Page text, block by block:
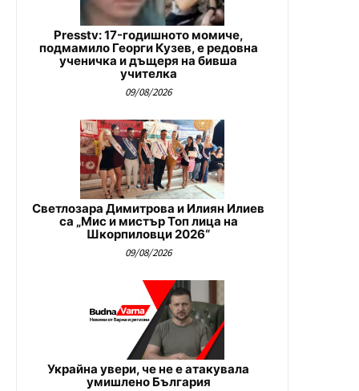
Presstv: 17-годишното момиче,
подмамило Георги Кузев, е редовна
ученичка и дъщеря на бивша
учителка
09/08/2026
Светлозара Димитрова и Илиян Илиев
са „Мис и мистър Топ лица на
Шкорпиловци 2026“
09/08/2026
Украйна увери, че не е атакувала
умишлено България